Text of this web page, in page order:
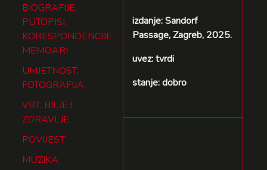
BIOGRAFIJE,
PUTOPISI,
KORESPONDENCIJE,
MEMOARI
UMJETNOST,
FOTOGRAFIJA
VRT, BILJE I
ZDRAVLJE
POVIJEST
MUZIKA
izdanje: Sandorf
Passage, Zagreb, 2025.
uvez: tvrdi
stanje: dobro